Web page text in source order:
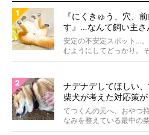
『にくきゅう、穴、
す』…なんて飼い主さ
る寝相がコチラです。
安定の不安定スポット…
むようにしてどっかり。
して...
ナデナデしてほしい
柴犬が考えた対応策
【動画】
てつくんの元へ、おやつ
なみを整えている最中の
さ...